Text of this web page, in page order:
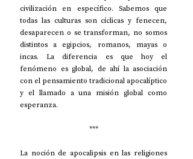
civilización en específico. Sabemos que
todas las culturas son cíclicas y fenecen,
desaparecen o se transforman, no somos
distintos a egipcios, romanos, mayas o
incas. La diferencia es que hoy el
fenómeno es global, de ahí la asociación
con el pensamiento tradicional apocalíptico
y el llamado a una misión global como
esperanza.
***
La noción de apocalipsis en las religiones